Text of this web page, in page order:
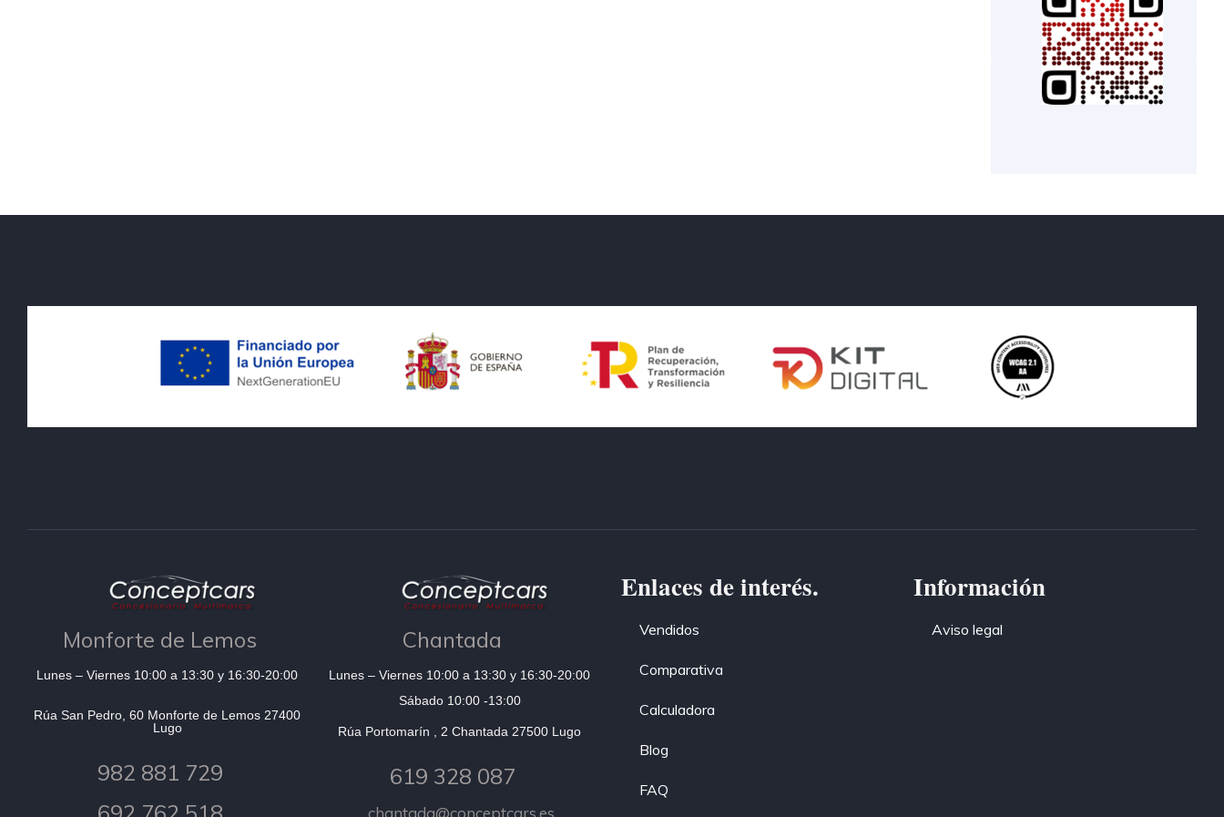
Monforte de Lemos
Lunes – Viernes 10:00 a 13:30 y 16:30-20:00
Rúa San Pedro, 60 Monforte de Lemos 27400
Lugo
982 881 729
Chantada
Lunes – Viernes 10:00 a 13:30 y 16:30-20:00
Sábado 10:00 -13:00
Rúa Portomarín , 2 Chantada 27500 Lugo
619 328 087
chantada@conceptcars.es
Enlaces de interés.
Vendidos
Comparativa
Calculadora
Blog
FAQ
Información
Aviso legal